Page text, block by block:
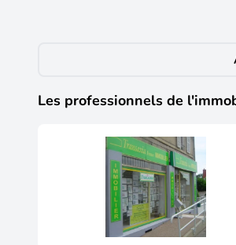
(rsac n°904 069 606 - greffe
Les professionnels de